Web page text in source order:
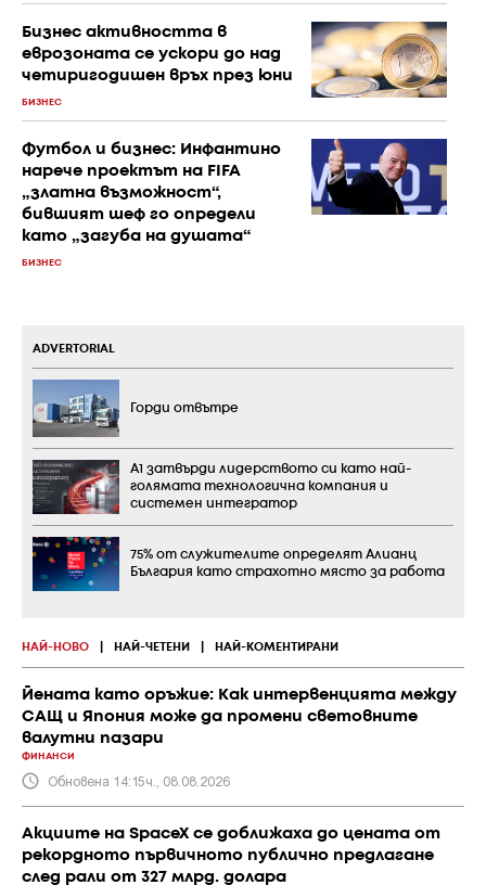
Бизнес активността в
еврозоната се ускори до над
четиригодишен връх през юни
БИЗНЕС
Футбол и бизнес: Инфантино
нарече проектът на FIFA
„златна възможност“,
бившият шеф го определи
като „загуба на душата“
БИЗНЕС
НАЙ-НОВО НАЙ-ЧЕТЕНИ НАЙ-КОМЕНТИРАНИ
Йената като оръжие: Как интервенцията между
САЩ и Япония може да промени световните
валутни пазари
ФИНАНСИ
Обновена 14:15ч., 08.08.2026
Акциите на SpaceX се доближаха до цената от
рекордното първичното публично предлагане
след рали от 327 млрд. долара
ADVERTORIAL
Горди отвътре
А1 затвърди лидерството си като най-
голямата технологична компания и
системен интегратор
75% от служителите определят Алианц
България като страхотно място за работа